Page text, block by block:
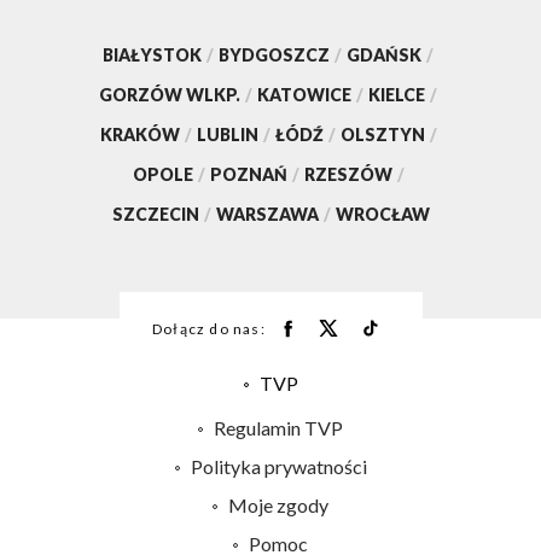
BIAŁYSTOK / BYDGOSZCZ / GDAŃSK /
GORZÓW WLKP. / KATOWICE / KIELCE /
KRAKÓW / LUBLIN / ŁÓDŹ / OLSZTYN /
OPOLE / POZNAŃ / RZESZÓW /
SZCZECIN / WARSZAWA / WROCŁAW
Dołącz do nas:
TVP
Centrum informacji TVP
Naziemna Telewizja Cyfrowa
Regulamin TVP
Polityka prywatności
Moje zgody
Pomoc